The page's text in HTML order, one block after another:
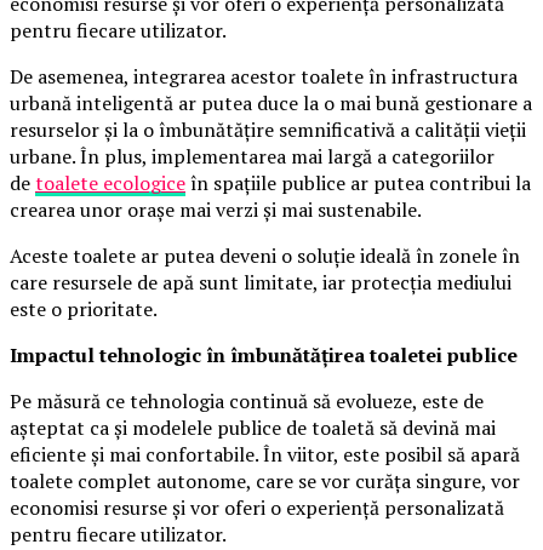
pentru fiecare utilizator.
De asemenea, integrarea acestor toalete în infrastructura
urbană inteligentă ar putea duce la o mai bună gestionare a
resurselor și la o îmbunătățire semnificativă a calității vieții
urbane. În plus, implementarea mai largă a categoriilor
detoalete ecologiceîn spațiile publice ar putea contribui la
crearea unor orașe mai verzi și mai sustenabile.
Aceste toalete ar putea deveni o soluție ideală în zonele în
care resursele de apă sunt limitate, iar protecția mediului
este o prioritate.
Impactul tehnologic în îmbunătățirea toaletei publice
Pe măsură ce tehnologia continuă să evolueze, este de
așteptat ca și modelele publice de toaletă să devină mai
eficiente și mai confortabile. În viitor, este posibil să apară
toalete complet autonome, care se vor curăța singure, vor
economisi resurse și vor oferi o experiență personalizată
pentru fiecare utilizator.